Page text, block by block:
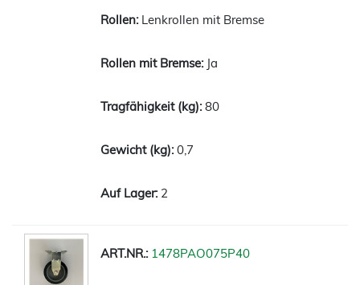
Lenkrollen mit Bremse
Ja
80
0,7
2
1478PAO075P40